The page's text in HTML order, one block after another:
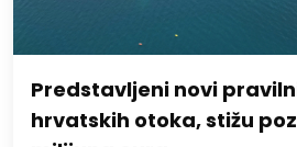
Predstavljeni novi
hrvatskih otoka, stižu